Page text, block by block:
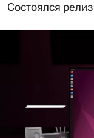
Состоялся